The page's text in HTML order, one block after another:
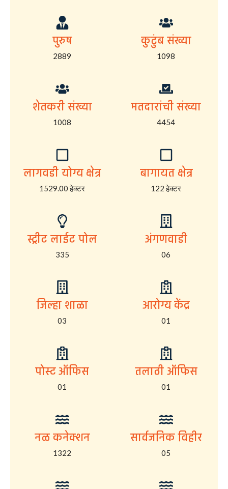
पुरुष
2889
कुटुंब संख्या
1098
शेतकरी संख्या
1008
मतदारांची संख्या
4454
लागवडी योग्य क्षेत्र
1529.00 हेक्टर
बागायत क्षेत्र
122 हेक्टर
स्ट्रीट लाईट पोल
335
अंगणवाडी
06
जिल्हा शाळा
03
आरोग्य केंद्र
01
पोस्ट ऑफिस
01
तलाठी ऑफिस
01
नळ कनेक्शन
1322
सार्वजनिक विहीर
05